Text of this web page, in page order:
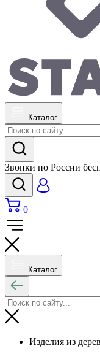
Каталог
Звонки по России
0
Каталог
Изделия из